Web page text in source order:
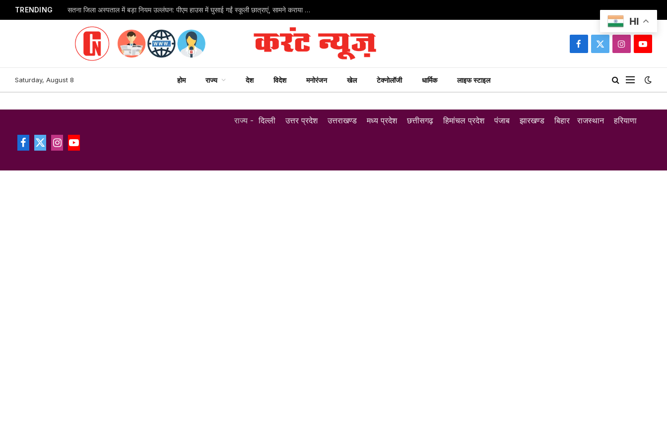
TRENDING सतना जिला अस्पताल में बड़ा नियम उल्लंघन: पीएम हाउस में घुसाई गईं स्कूली छात्राएं, सामने कराया गया पोस्टमार्टम
Facebook
X
Instagram
Saturday, August 8 होम राज्य देश विदेश मनोरंजन खेल टेक्नोलॉजी धार्मिक लाइफ स्टाइल
Facebook
X
InstagramYouTube
राज्य -दिल्ली उत्तर प्रदेश उत्तराखण्ड मध्य प्रदेश छत्तीसगढ़ हिमांचल प्रदेश पंजाब झारखण्ड बिहार राजस्थान हरियाणा
HI